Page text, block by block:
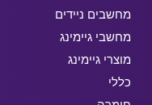
מחשבים ניידים
מחשבי גיימינג
מוצרי גיימינג
כללי